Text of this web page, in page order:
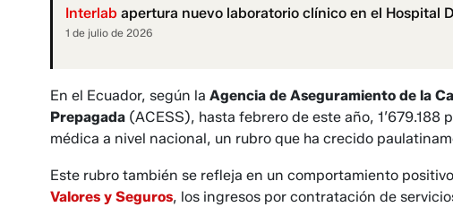
Interlab apertura nuevo laboratorio clínico en el Hospital
1 de julio de 2026
En el Ecuador, según la Agencia de Aseguramiento de la
Prepaga­da (ACESS), hasta febrero de este año,
médica a nivel nacio­nal, un rubro que ha crecido
Este rubro también se refleja en un comportamiento
Valores y Seguros, los ingresos por contratación de